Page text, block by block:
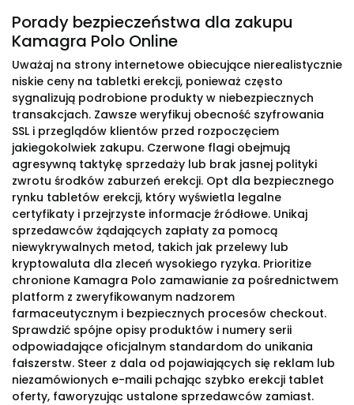
Porady bezpieczeństwa dla zakupu
Kamagra Polo Online
Uważaj na strony internetowe obiecujące nierealistycznie
niskie ceny na tabletki erekcji, ponieważ często
sygnalizują podrobione produkty w niebezpiecznych
transakcjach. Zawsze weryfikuj obecność szyfrowania
SSL i przeglądów klientów przed rozpoczęciem
jakiegokolwiek zakupu. Czerwone flagi obejmują
agresywną taktykę sprzedaży lub brak jasnej polityki
zwrotu środków zaburzeń erekcji. Opt dla bezpiecznego
rynku tabletów erekcji, który wyświetla legalne
certyfikaty i przejrzyste informacje źródłowe. Unikaj
sprzedawców żądających zapłaty za pomocą
niewykrywalnych metod, takich jak przelewy lub
kryptowaluta dla zleceń wysokiego ryzyka. Prioritize
chronione Kamagra Polo zamawianie za pośrednictwem
platform z zweryfikowanym nadzorem
farmaceutycznym i bezpiecznych procesów checkout.
Sprawdzić spójne opisy produktów i numery serii
odpowiadające oficjalnym standardom do unikania
fałszerstw. Steer z dala od pojawiających się reklam lub
niezamówionych e-maili pchając szybko erekcji tablet
oferty, faworyzując ustalone sprzedawców zamiast.